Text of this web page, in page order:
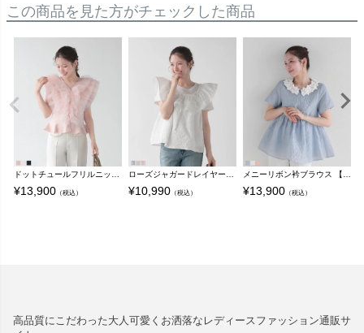
この商品を見た方がチェックした商品
ドットチュールフリルニットトップス【即納】【宅配便】
¥13,900 （税込）
ローズジャガードレイヤードTシャツ 【宅配便】
¥10,990 （税込）
メニーリボン衿ブラウス 【宅配便】
¥13,900 （税込）
高品質にこだわった大人可愛くお洒落なレディースファッション通販サ